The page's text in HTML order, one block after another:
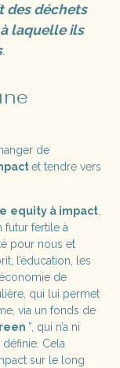
des déchets
laquelle ils
.
de
et tendre vers
equity à impact.
futur fertile à
pour nous et
l’éducation, les
de
qui lui permet
via un fonds de
”, qui n’a ni
Cela
sur le long